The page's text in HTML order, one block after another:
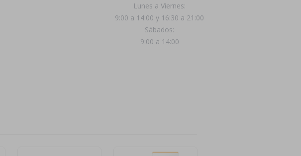
Lunes a Viernes:
9:00 a 14:00 y 16:30 a 21:00
Sábados:
9:00 a 14:00